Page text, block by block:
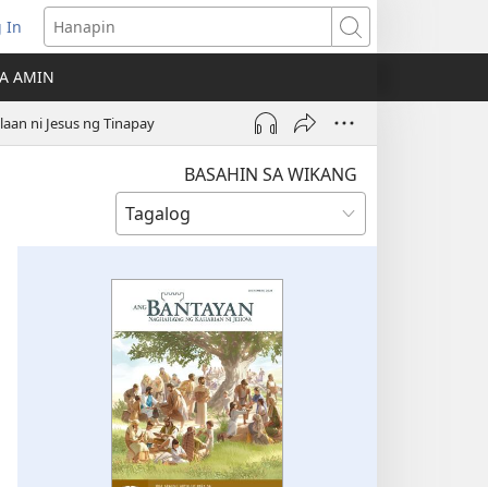
In
Hanapin
AMIN
ni Jesus ng Tinapay
BASAHIN SA WIKANG